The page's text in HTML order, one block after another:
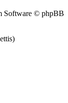
Software © phpBB